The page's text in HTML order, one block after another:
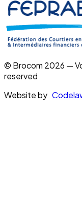
© Brocom 2026 —
reserved
Website by